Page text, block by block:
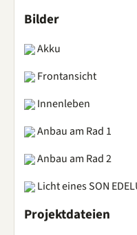
Bilder
Akku
Frontansicht
Innenleben
Anbau am Rad 1
Anbau am Rad 2
Licht eines SON
Projektdateien